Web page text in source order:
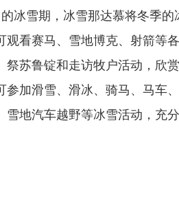
冰雪期，冰雪那达慕将冬季
观看赛马、雪地博克、射箭等
祭苏鲁锭和走访牧户活动，欣
参加滑雪、滑冰、骑马、马车
雪地汽车越野等冰雪活动，充